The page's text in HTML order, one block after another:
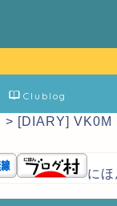
Clublog
> [DIARY] VK0M
に